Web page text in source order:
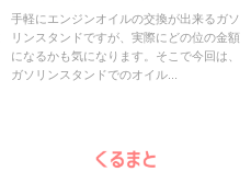
手軽にエンジンオイルの交換が出来るガソ
リンスタンドですが、実際にどの位の金額
になるかも気になります。そこで今回は、
ガソリンスタンドでのオイル...